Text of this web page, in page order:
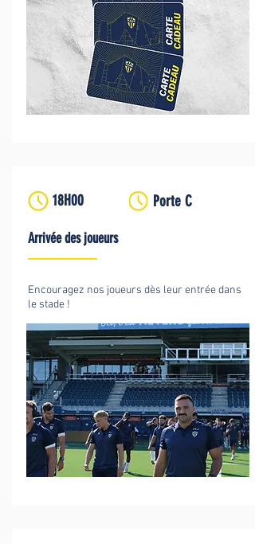
18H00 Porte C
Arrivée des joueurs
Encouragez nos joueurs dès leur entrée dans
le stade !